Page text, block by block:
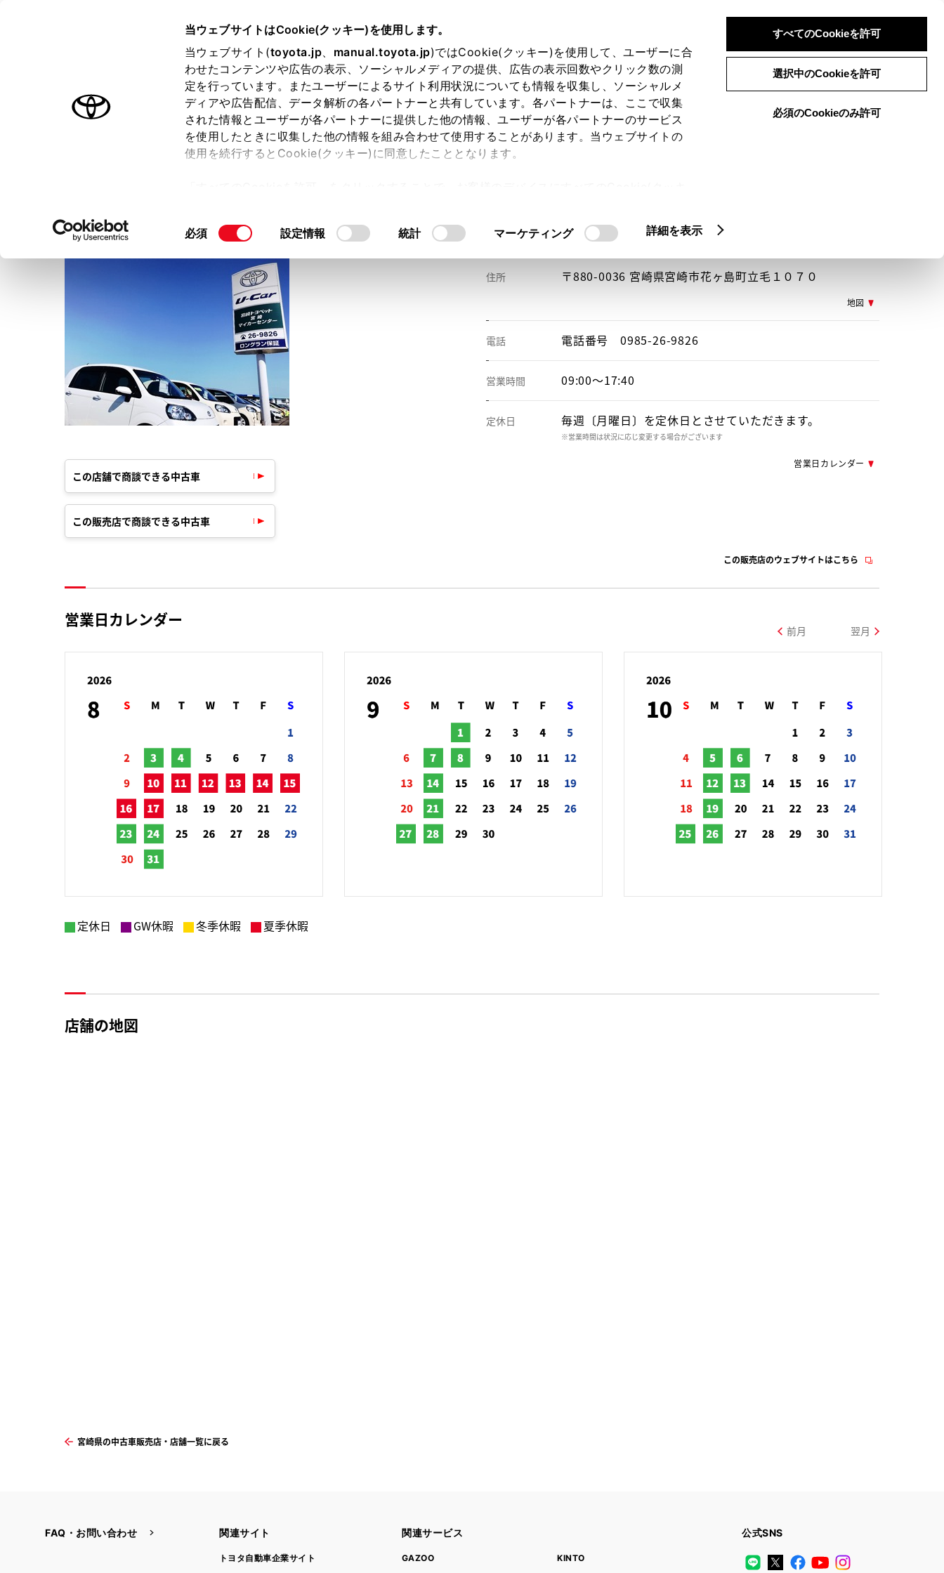
当ウェブサイトはCookie(クッキー)を使用します。
当ウェブサイト(toyota.jp、 manual.toyota.jp)ではCookie(クッキー)を使用して、ユーザーに合
わせたコンテンツや広告の表示、ソーシャルメディアの提供、広告の表示回数やクリック数の測
定を行っています。またユーザーによるサイト利用状況についても情報を収集し、ソーシャルメ
ディアや広告配信、データ解析の各パートナーと共有しています。各パートナーは、ここで収集
された情報とユーザーが各パートナーに提供した他の情報、ユーザーが各パートナーのサービス
を使用したときに収集した他の情報を組み合わせて使用することがあります。当ウェブサイトの
使用を続行するとCookie(クッキー)に同意したこととなります。
て」をご覧ください。
同
必須 設定情報 統計 マーケティング 詳細を表示
すべてのCookieを許可
選択中のCookieを許可
必須のCookieのみ許可
ログイン 検索 メニュー
オーナーサポート トピックス
トヨタ認定中古車 メニュー
トヨタ認定中古車の魅力 3つの買い方 オンライン購入 お気に入り
宮崎マイカーセンター
この店舗で商談できる中古車
この販売店で商談できる中古車
住所 〒880-0036 宮崎県宮崎市花ヶ島町立毛１０７０
地図
電話 電話番号 0985-26-9826
営業時間 09:00～17:40
定休日 毎週〔月曜日〕を定休日とさせていただきます。
※営業時間は状況に応じ変更する場合がございます
営業日カレンダー
この販売店のウェブサイトはこちら
営業日カレンダー
前月 翌月
定休日 GW休暇 冬季休暇 夏季休暇
店舗の地図
宮崎県の中古車販売店・店舗一覧に戻る
FAQ・お問い合わせ 関連サイト
トヨタ自動車企業サイト
関連サービス
GAZOO KINTO
公式SNS
LINEX Facebook
YouTube